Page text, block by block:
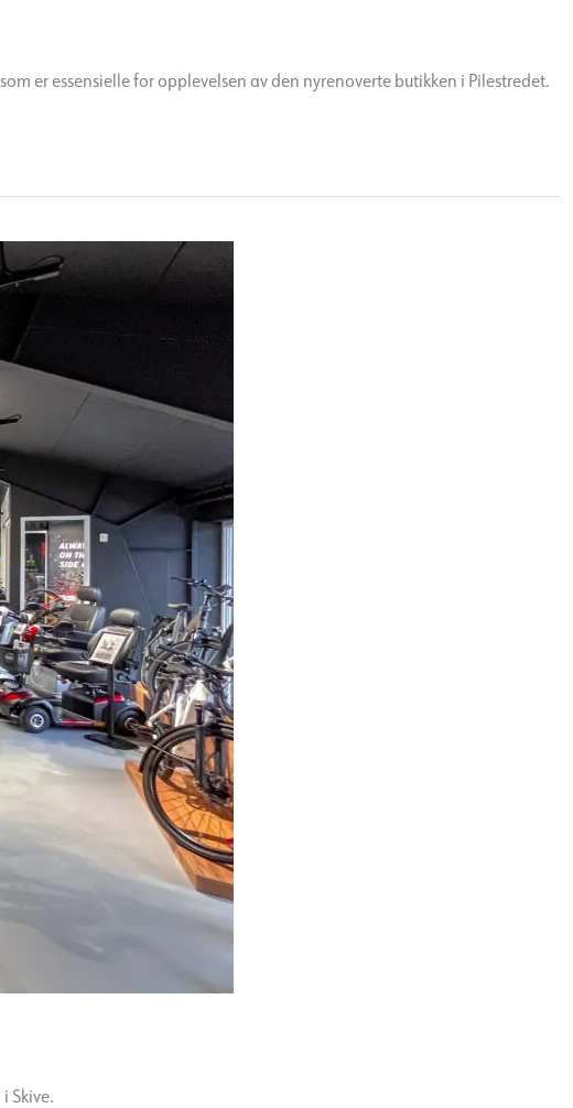
er essensielle for opplevelsen av den nyrenoverte butikken i Pilestredet.
Skive.